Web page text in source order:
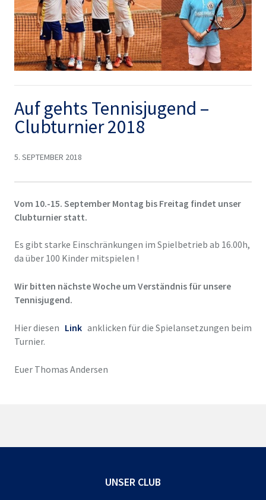
Auf gehts Tennisjugend –
Clubturnier 2018
5. SEPTEMBER 2018
Vom 10.-15. September Montag bis Freitag findet unser
Clubturnier statt.
Es gibt starke Einschränkungen im Spielbetrieb ab 16.00h,
da über 100 Kinder mitspielen !
Wir bitten nächste Woche um Verständnis für unsere
Tennisjugend.
Hier diesen Linkanklicken für die Spielansetzungen beim
Turnier.
Euer Thomas Andersen
UNSER CLUB